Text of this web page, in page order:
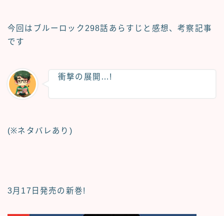
今回はブルーロック 298話あらすじと感想、考察記事
です
衝撃の展開…!
(※ネタバレあり)
3月17日発売の新巻!